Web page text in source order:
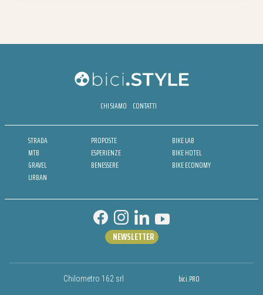
CHI SIAMO CONTATTI
STRADA
MTB
GRAVEL
URBAN
PROPOSTE
ESPERIENZE
BENESSERE
BIKE LAB
BIKE HOTEL
BIKE ECONOMY
Chilometro 162 srl bici.PRO
NEWSLETTER